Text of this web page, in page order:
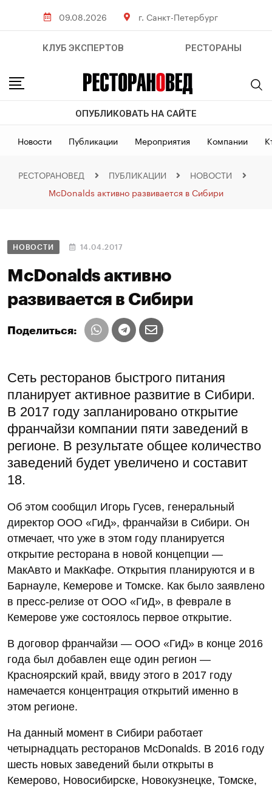
09.08.2026 г. Санкт-Петербург
КЛУБ ЭКСПЕРТОВ РЕСТОРАНЫ
ОПУБЛИКОВАТЬ НА САЙТЕ
Новости Публикации Мероприятия Компании
РЕСТОРАНОВЕД ПУБЛИКАЦИИ
НОВОСТИ
McDonalds активно развивается в Сибири
НОВОСТИ 14.04.2017
McDonalds активно
развивается в Сибири
Поделиться:
Сеть ресторанов быстрого питания
планирует активное развитие в Сибири.
В 2017 году запланировано открытие
франчайзи компании пяти заведений в
регионе. В результате общее количество
заведений будет увеличено и составит
18.
Об этом сообщил Игорь Гусев, генеральный
директор ООО «ГиД», франчайзи в Сибири. Он
отмечает, что уже в этом году планируется
открытие ресторана в новой концепции —
МакАвто и МакКафе. Открытия планируются и в
Барнауле, Кемерове и Томске. Как было заявлено
в пресс-релизе от ООО «ГиД», в феврале в
Кемерове уже состоялось первое открытие.
В договор франчайзи — ООО «ГиД» в конце 2016
года был добавлен еще один регион —
Красноярский край, ввиду этого в 2017 году
намечается концентрация открытий именно в
этом регионе.
На данный момент в Сибири работает
четырнадцать ресторанов McDonalds. В 2016 году
шесть новых заведений были открыты в
Кемерово, Новосибирске, Новокузнецке, Томске,